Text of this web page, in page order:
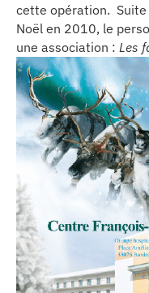
un CHU
cette opération. Suite
Noël en 2010, le
une association : Les